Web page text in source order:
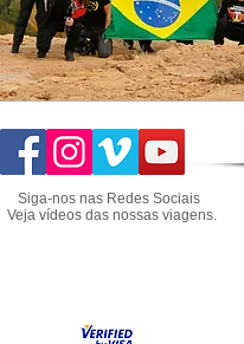
Siga-nos nas Redes Sociais
Veja vídeos das nossas viagens.